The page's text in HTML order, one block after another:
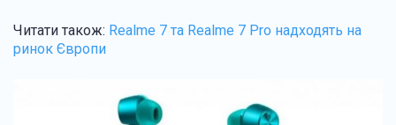
Читати також: Realme 7 та Realme 7 Pro надходять на
ринок Європи